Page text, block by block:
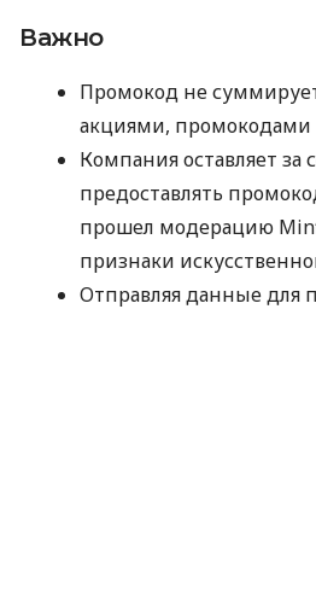
Важно
Промокод не
акциями, промокодами
Компания оставляет за
предоставлять
прошел модерацию
признаки
Отправляя данные для